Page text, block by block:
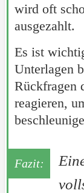
wird oft
ausgezahlt.
Es ist
Unterlagen
Rückfragen
reagieren,